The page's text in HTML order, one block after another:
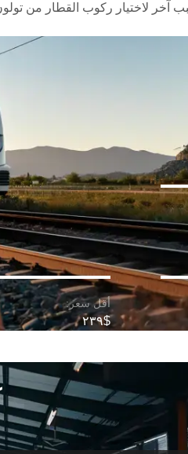
آخر لاختيار ركوب القطار من
$٢٣٩